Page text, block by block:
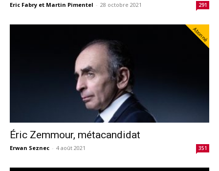
Eric Fabry et Martin Pimentel - 28 octobre 2021 291
Abonné
Éric Zemmour, métacandidat
Erwan Seznec - 4 août 2021 351